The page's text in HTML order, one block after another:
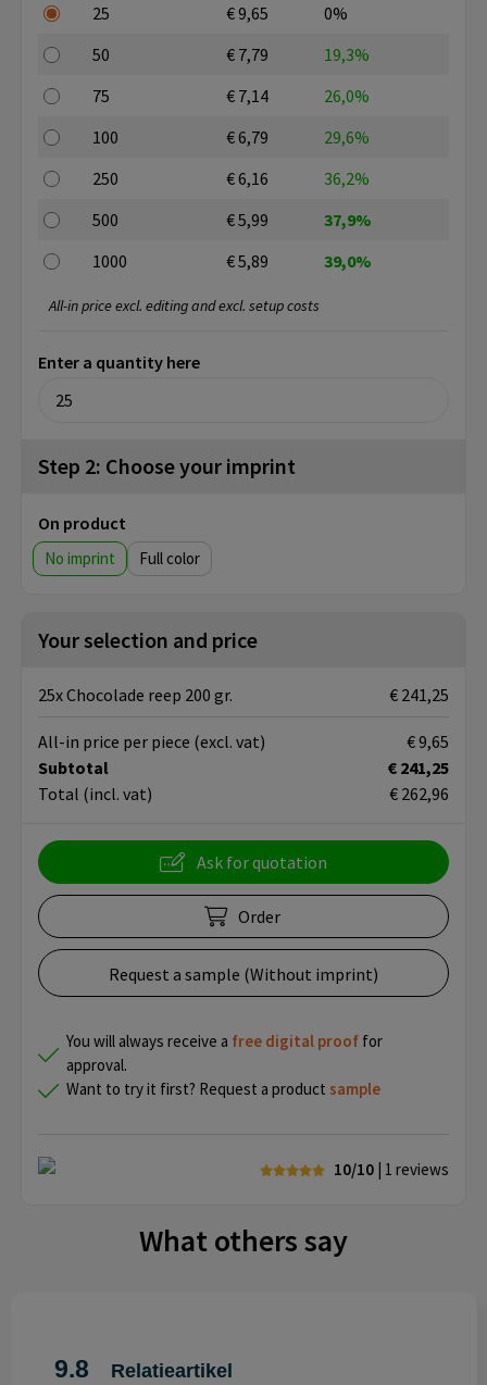
25
€ 9,65
0%
50
€ 7,79
19,3%
75
€ 7,14
26,0%
100
€ 6,79
29,6%
250
€ 6,16
36,2%
500
€ 5,99
37,9%
1000
€ 5,89 39,0%
Enter a quantity here
All-in price excl. editing and excl. setup costs
Step 2: Choose your imprint
On product
No imprint Full color
Your selection and price
25x Chocolade reep 200 gr. € 241,25
Subtotal
€ 241,25
Total (incl. vat) € 262,96
All-in price per piece (excl. vat) € 9,65
Ask for quotation
Order
Request a sample (Without imprint)
You will always receive a free digital proof for
approval.
Want to try it first? Request a product sample
10/10 | 1 reviews
What others say
9.8 Relatieartikel